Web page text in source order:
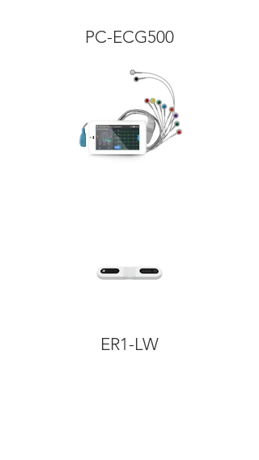
PC-ECG500
ER1-LW